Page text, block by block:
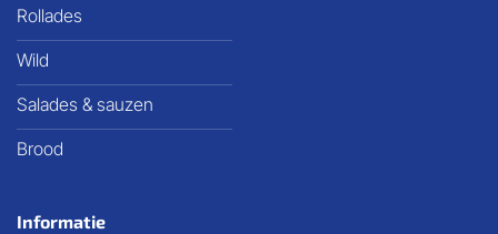
Rollades
Wild
Salades & sauzen
Brood
Informatie